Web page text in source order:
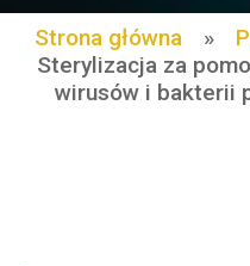
Strona główna »
Sterylizacja za
wirusów i bakterii